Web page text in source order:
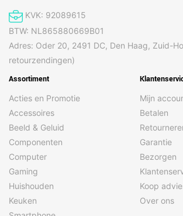
KVK: 92089615
BTW: NL865880669B01
Adres: Oder 20, 2491 DC, Den Haag, Zuid-
retourzendingen)
Assortiment
Acties en Promotie
Accessoires
Beeld & Geluid
Componenten
Computer
Gaming
Huishouden
Keuken
Mijn
Betalen
Garantie
Bezorgen
Koop
Over ons